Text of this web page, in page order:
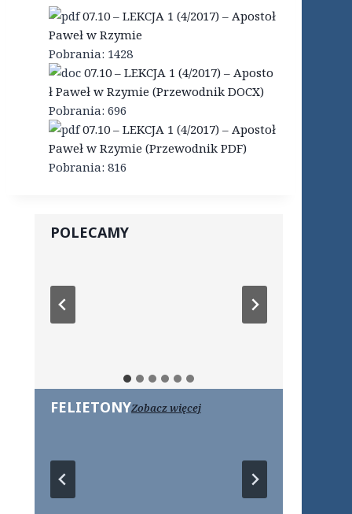
07.10 – LEKCJA 1 (4/2017) – Apostoł
Paweł w Rzymie
Pobrania: 1428
07.10 – LEKCJA 1 (4/2017) – Aposto
ł Paweł w Rzymie (Przewodnik DOCX)
Pobrania: 696
07.10 – LEKCJA 1 (4/2017) – Apostoł
Paweł w Rzymie (Przewodnik PDF)
Pobrania: 816
POLECAMY
FELIETONYZobacz więcej